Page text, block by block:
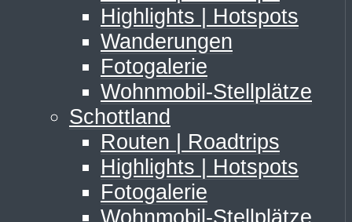
Highlights | Hotspots
Wanderungen
Fotogalerie
Wohnmobil-Stellplätze
Schottland
Routen | Roadtrips
Highlights | Hotspots
Fotogalerie
Wohnmobil-Stellplätze